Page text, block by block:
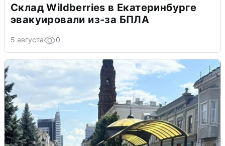
Склад Wildberries в Екатеринбурге
эвакуировали из-за БПЛА
5 августа 0